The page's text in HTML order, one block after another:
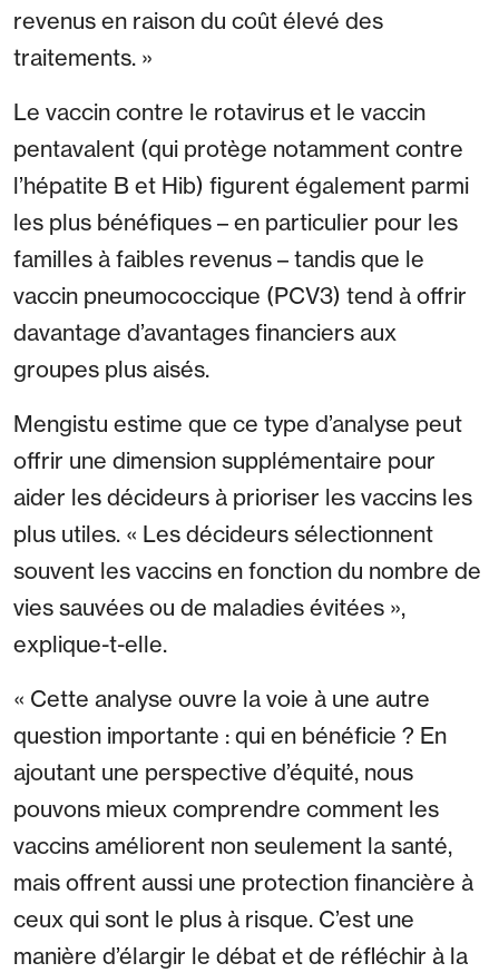
revenus en raison du coût élevé des
traitements. »
Le vaccin contre le rotavirus et le vaccin
pentavalent (qui protège notamment contre
l’hépatite B et Hib) figurent également parmi
les plus bénéfiques – en particulier pour les
familles à faibles revenus – tandis que le
vaccin pneumococcique (PCV3) tend à offrir
davantage d’avantages financiers aux
groupes plus aisés.
Mengistu estime que ce type d’analyse peut
offrir une dimension supplémentaire pour
aider les décideurs à prioriser les vaccins les
plus utiles. « Les décideurs sélectionnent
souvent les vaccins en fonction du nombre de
vies sauvées ou de maladies évitées »,
explique-t-elle.
« Cette analyse ouvre la voie à une autre
question importante : qui en bénéficie ? En
ajoutant une perspective d’équité, nous
pouvons mieux comprendre comment les
vaccins améliorent non seulement la santé,
mais offrent aussi une protection financière à
ceux qui sont le plus à risque. C’est une
manière d’élargir le débat et de réfléchir à la